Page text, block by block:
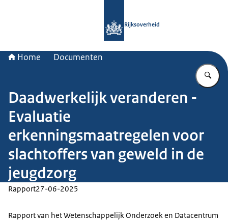
Rijksoverheid
Home Documenten
Daadwerkelijk veranderen -
Evaluatie
erkenningsmaatregelen voor
slachtoffers van geweld in de
jeugdzorg
Rapport27-06-2025
Rapport van het Wetenschappelijk Onderzoek en Datacentrum